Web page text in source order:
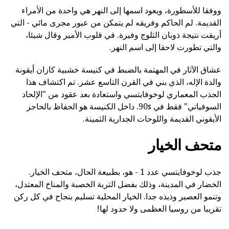
ووفقا للأسطورة، ويعود اسمها إلى النهر هي واحدة من الأمراء
القديمة. لم الحاكم وفريقه لم يتمكن من عبور مجرى مائي - التي
أريقت نتيجة ذوبان الثلوج وفيرة. في قلوب الأمير وقال شيئا،
والتي تطورت لاحقا إلى اسم النهر.
عشاق الآثار في المهتمة بالضبط في كنيسة خشبية كازان أيقونة
والدة الإله، الذي بني في القرن التاسع عشر. تم اكتشاف هذا
الجذب المعماري لوخوفايتسي واستعادة بعد عقود من "الإلحاد
السوفياتي" فقط في 90s. داخل الكنيسة هو الحفاظ بالحاجز
الأيقوني القديمة واللوحات الجدارية الثمينة.
متحف الخيار
جذب لوخوفايتسي عدد 1 - هو، بطبيعة الحال، متحف الخيار.
الخضار في المدينة، وذلك بفضل التربة الخصبة والمناخ المعتدل،
وتنمو العصير وذيذه جدا. الخيار المحلية تسليم بنجاح في كل ركن
تقريبا من روسيا العظمى ولا حدود لها!